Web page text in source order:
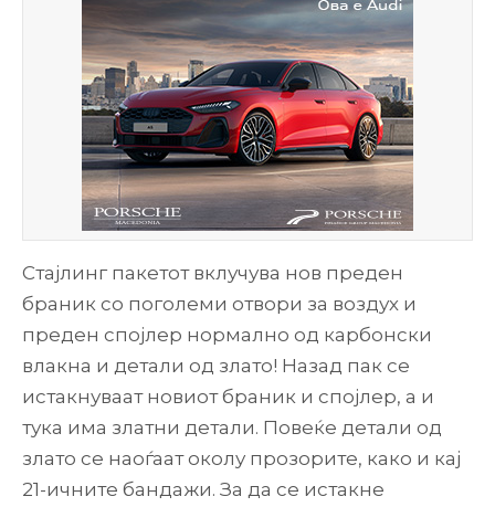
Стајлинг пакетот вклучува нов преден
браник со поголеми отвори за воздух и
преден спојлер нормално од карбонски
влакна и детали од злато! Назад пак се
истакнуваат новиот браник и спојлер, а и
тука има златни детали. Повеќе детали од
злато се наоѓаат околу прозорите, како и кај
21-ичните бандажи. За да се истакне